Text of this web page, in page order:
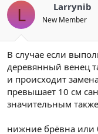
L Larrynib
New Member
В случае если
деревянный венец
и происходит
превышает 10 см
значительным
нижние брёвна или